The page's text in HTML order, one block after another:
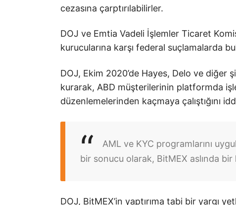
cezasına çarptırılabilirler.
DOJ ve Emtia Vadeli İşlemler Ticaret
kurucularına karşı federal suçlamalarda
DOJ, Ekim 2020’de Hayes, Delo ve diğer
kurarak, ABD müşterilerinin platformda
düzenlemelerinden kaçmaya çalıştığını
AML ve KYC programlarını
bir sonucu olarak, BitMEX aslında
DOJ, BitMEX’in yaptırıma tabi bir yargı